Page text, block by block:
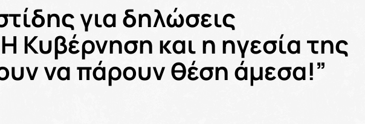
για δηλώσεις
Κυβέρνηση και η ηγεσία της
να πάρουν θέση άμεσα!”